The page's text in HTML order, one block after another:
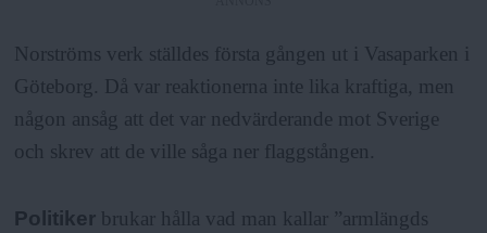
Norströms verk ställdes första gången ut i Vasaparken i
Göteborg. Då var reaktionerna inte lika kraftiga, men
någon ansåg att det var nedvärderande mot Sverige
och skrev att de ville såga ner flaggstången.
Politiker brukar hålla vad man kallar ”armlängds